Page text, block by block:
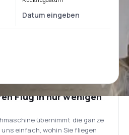
Flug in nur wenigen
übernimmt die ganze
einfach, wohin Sie fliegen